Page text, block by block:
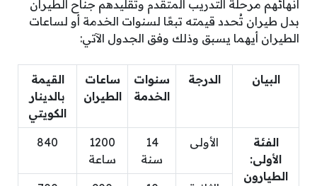
انهائهم مرحلة التدريب المتقدم وتقليدهم جناح الطيران
بدل طيران تُحدد قيمته تبعًا لسنوات الخدمة أو لساعات
الطيران أيهما يسبق وذلك وفق الجدول الآتي:
البيان الدرجة
سنوات
الخدمة
ساعات
الطيران
القيمة
بالدينار
الكويتي
الفئة
الأولى:
الطيارون
الأولى
14
سنة
1200
ساعة
840